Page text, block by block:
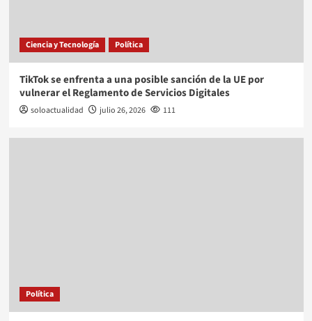
Ciencia y Tecnología Política
TikTok se enfrenta a una posible sanción de la UE por
vulnerar el Reglamento de Servicios Digitales
soloactualidad julio 26, 2026 111
Política